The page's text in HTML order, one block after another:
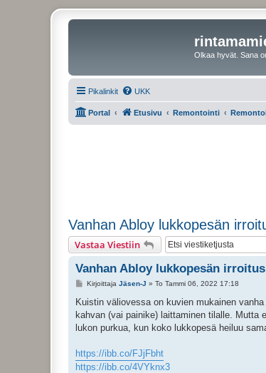
Olkaa hyvät. Sana
Pikalinkit UKK
Portal Etusivu Remontointi
Vanhan Abloy lukkopesän
Vastaa Viestiin
Vanhan Abloy lukkopesän irroitus
V
e
t
i
Kirjoittaja Jäsen-J » To Tammi 06, 2022 17:18
Kuistin väliovessa on kuvien mukainen
kahvan (vai painike) laittaminen tilalle. Mutta
lukon purkua, kun koko lukkopesä heiluu
https://ibb.co/FJjFbht
https://ibb.co/4VYknx3